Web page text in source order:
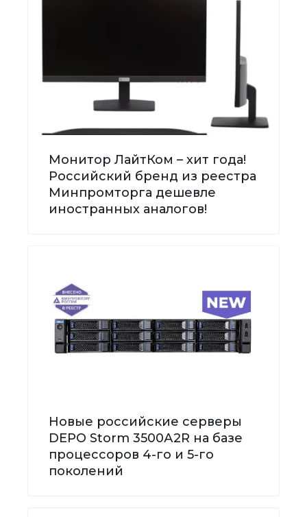
Монитор ЛайтКом – хит года!
Российский бренд из реестра
Минпромторга дешевле
иностранных аналогов!
Новые российские серверы
DEPO Storm 3500А2R на базе
процессоров 4-го и 5-го
поколений